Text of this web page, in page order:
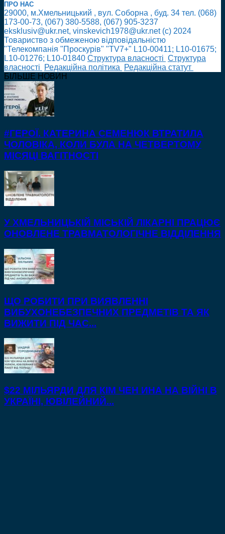
ПРО НАС
29000, м.Хмельницький , вул. Соборна , буд. 34 тел. (068)
173-00-73, (067) 380-5588, (067) 905-3237
eksklusiv@ukr.net, vinskevich1978@ukr.net (с) 2024
Товариство з обмеженою відповідальністю
"Телекомпанія "Проскурів" "TV7+" L10-00411; L10-01675;
L10-01276; L10-01840 Cтруктура власності Cтруктура
власності
Редакційна політика
Редакційна статут
БІЛЬШЕ НОВИН
#ГЕРОЇ. КАТЕРИНА СЕМЕНЮК ВТРАТИЛА
ЧОЛОВІКА, КОЛИ БУЛА НА ЧЕТВЕРТОМУ
МІСЯЦІ ВАГІТНОСТІ
У ХМЕЛЬНИЦЬКІЙ МІСЬКІЙ ЛІКАРНІ ПРАЦЮЄ
ОНОВЛЕНЕ ТРАВМАТОЛОГІЧНЕ ВІДДІЛЕННЯ
ЩО РОБИТИ ПРИ ВИЯВЛЕННІ
ВИБУХОНЕБЕЗПЕЧНИХ ПРЕДМЕТІВ ТА ЯК
ВИЖИТИ ПІД ЧАС...
$22 МІЛЬЯРДИ ДЛЯ КІМ ЧЕН ИНА НА ВІЙНІ В
УКРАЇНІ, ЮВІЛЕЙНИЙ...